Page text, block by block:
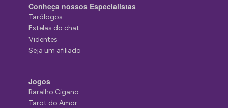
Conheça nossos Especialistas
Tarólogos
Estelas do chat
Videntes
Seja um afiliado
Jogos
Baralho Cigano
Tarot do Amor